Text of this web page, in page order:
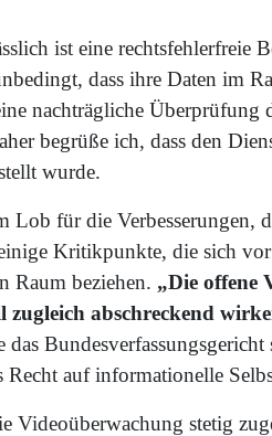
ist eine rechtsfehlerfreie
dass ihre Daten im
nachträgliche Überprüfung
begrüße ich, dass den
wurde.
Lob für die Verbesserungen,
Kritikpunkte, die sich
Raum beziehen. „Die offene
zugleich abschreckend
das
auf informationelle
Videoüberwachung stetig